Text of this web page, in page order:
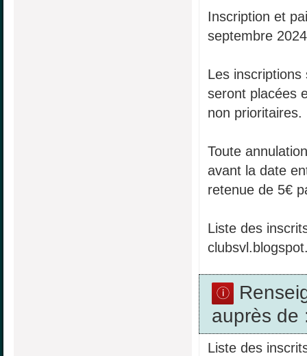
Inscription et
septembre 2024
Les
seront placées
non prioritaires.
Toute
avant la date
retenue de 5€
Liste des
auprès de
Liste des